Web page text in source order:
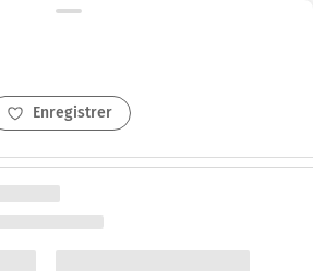
Enregistrer